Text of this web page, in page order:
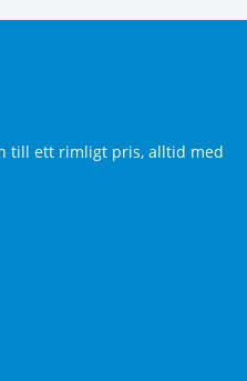
till ett rimligt pris, alltid med